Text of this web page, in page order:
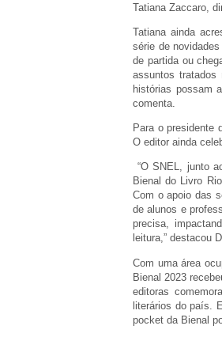
Tatiana Zaccaro,
Tatiana ainda
série de
de partida ou
assuntos
histórias possam
comenta.
Para o presidente
O editor ainda
“O SNEL, junto
Bienal do Livro
Com o apoio das
de alunos e
precisa,
leitura,” destacou
Com uma área
Bienal 2023
editoras
literários do país.
pocket da Bienal